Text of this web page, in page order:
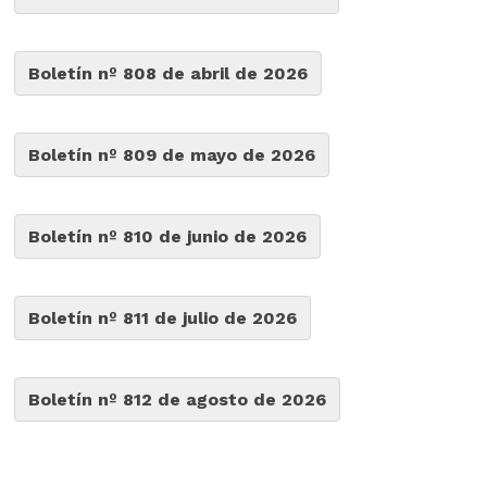
Boletín nº 808 de abril de 2026
Boletín nº 809 de mayo de 2026
Boletín nº 810 de junio de 2026
Boletín nº 811 de julio de 2026
Boletín nº 812 de agosto de 2026